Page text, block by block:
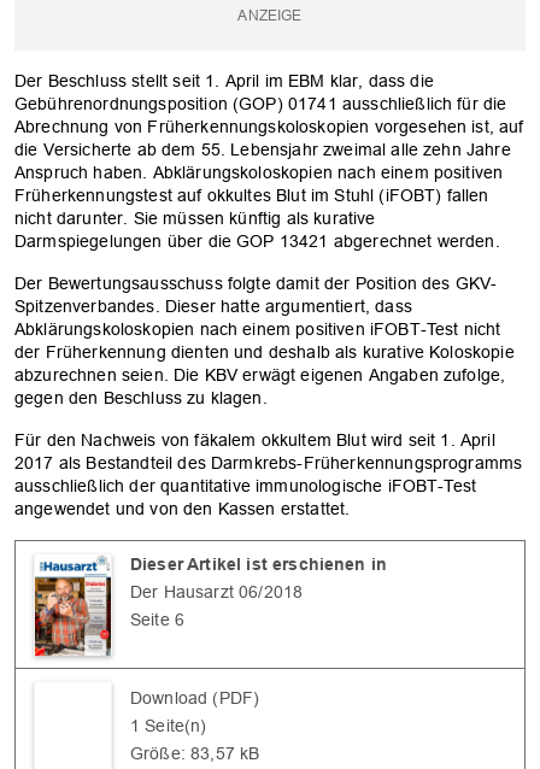
OK
Der Beschluss stellt seit 1. April im EBM klar, dass die
Gebührenordnungsposition (GOP) 01741 ausschließlich für die
Abrechnung von Früherkennungskoloskopien vorgesehen ist, auf
die Versicherte ab dem 55. Lebensjahr zweimal alle zehn Jahre
Anspruch haben. Abklärungskoloskopien nach einem positiven
Früherkennungstest auf okkultes Blut im Stuhl (iFOBT) fallen
nicht darunter. Sie müssen künftig als kurative
Darmspiegelungen über die GOP 13421 abgerechnet werden.
Der Bewertungsausschuss folgte damit der Position des GKV-
Spitzenverbandes. Dieser hatte argumentiert, dass
Abklärungskoloskopien nach einem positiven iFOBT-Test nicht
der Früherkennung dienten und deshalb als kurative Koloskopie
abzurechnen seien. Die KBV erwägt eigenen Angaben zufolge,
gegen den Beschluss zu klagen.
Für den Nachweis von fäkalem okkultem Blut wird seit 1. April
2017 als Bestandteil des Darmkrebs-Früherkennungsprogramms
ausschließlich der quantitative immunologische iFOBT-Test
angewendet und von den Kassen erstattet.
Dieser Artikel ist erschienen in
Der Hausarzt 06/2018
Seite 6
Download (PDF)
1 Seite(n)
Größe: 83,57 kB